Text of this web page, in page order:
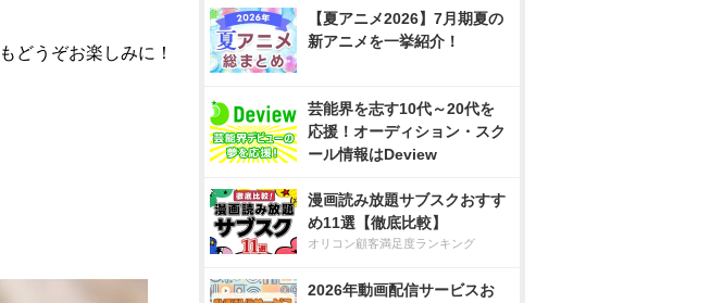
どうぞお楽しみに！
【夏アニメ2026】7月期夏の
新アニメを一挙紹介！
芸能界を志す10代～20代を
応援！オーディション・スク
ール情報はDeview
漫画読み放題サブスクおすす
め11選【徹底比較】
オリコン顧客満足度ランキング
2026年動画配信サービスお